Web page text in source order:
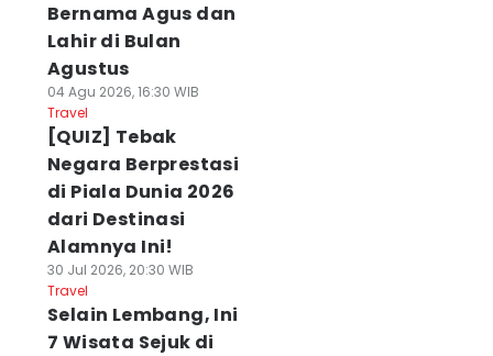
Bernama Agus dan
Lahir di Bulan
Agustus
04 Agu 2026, 16:30 WIB
Travel
[QUIZ] Tebak
Negara Berprestasi
di Piala Dunia 2026
dari Destinasi
Alamnya Ini!
30 Jul 2026, 20:30 WIB
Travel
Selain Lembang, Ini
7 Wisata Sejuk di